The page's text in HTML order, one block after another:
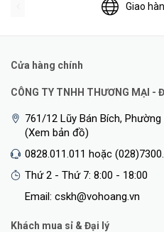
Giao
Cửa hàng chính
CÔNG TY TNHH THƯƠNG MẠI -
761/12 Lũy Bán Bích,
(Xem bản đồ)
0828.011.011 hoặc
Thứ 2 - Thứ 7: 8:00 - 18:00
Email: cskh@vohoang.vn
Khách mua sỉ & Đại lý